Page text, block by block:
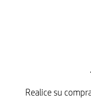
Realice su